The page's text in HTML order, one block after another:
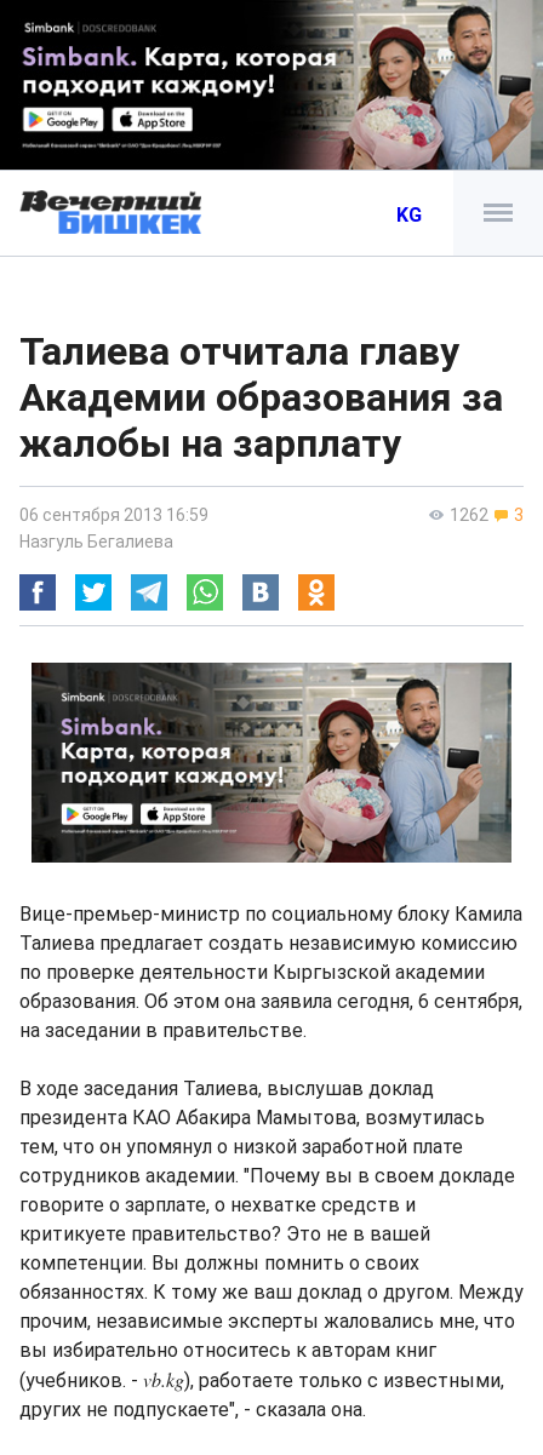
KG
Талиева отчитала главу
Академии образования за
жалобы на зарплату
1262 3
06 сентября 2013 16:59
Назгуль Бегалиева
Вице-премьер-министр по социальному блоку Камила
Талиева предлагает создать независимую комиссию
по проверке деятельности Кыргызской академии
образования. Об этом она заявила сегодня, 6 сентября,
на заседании в правительстве.
В ходе заседания Талиева, выслушав доклад
президента КАО Абакира Мамытова, возмутилась
тем, что он упомянул о низкой заработной плате
сотрудников академии. "Почему вы в своем докладе
говорите о зарплате, о нехватке средств и
критикуете правительство? Это не в вашей
компетенции. Вы должны помнить о своих
обязанностях. К тому же ваш доклад о другом. Между
прочим, независимые эксперты жаловались мне, что
вы избирательно относитесь к авторам книг
(учебников. - vb.kg), работаете только с известными,
других не подпускаете", - сказала она.